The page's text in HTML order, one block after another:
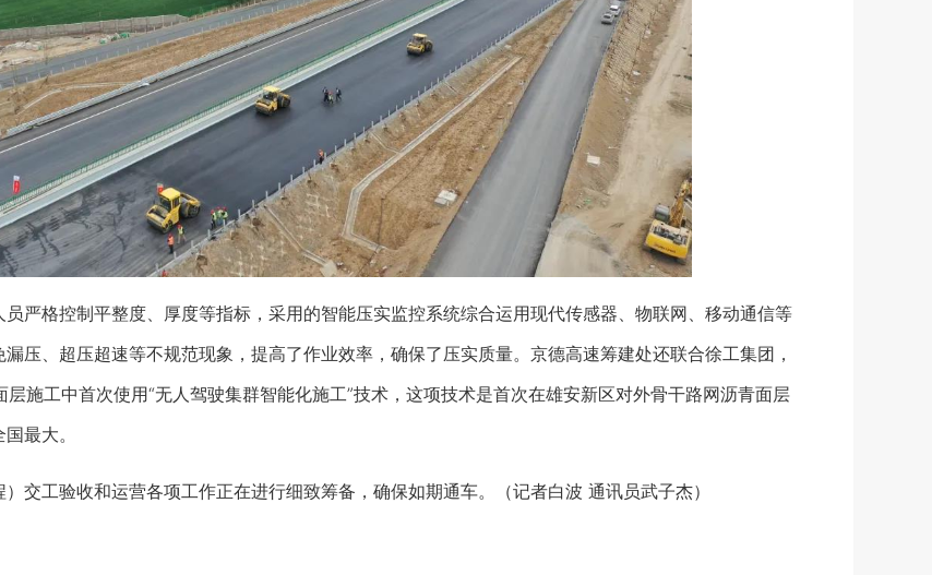
格控制平整度、厚度等指标，采用的智能压实监控系统综合运用现代传感器、物联网、移动通信等
压、超压超速等不规范现象，提高了作业效率，确保了压实质量。京德高速筹建处还联合徐工集团，
层施工中首次使用“无人驾驶集群智能化施工”技术，这项技术是首次在雄安新区对外骨干路网沥青面层
最大。
工验收和运营各项工作正在进行细致筹备，确保如期通车。（记者白波 通讯员武子杰）